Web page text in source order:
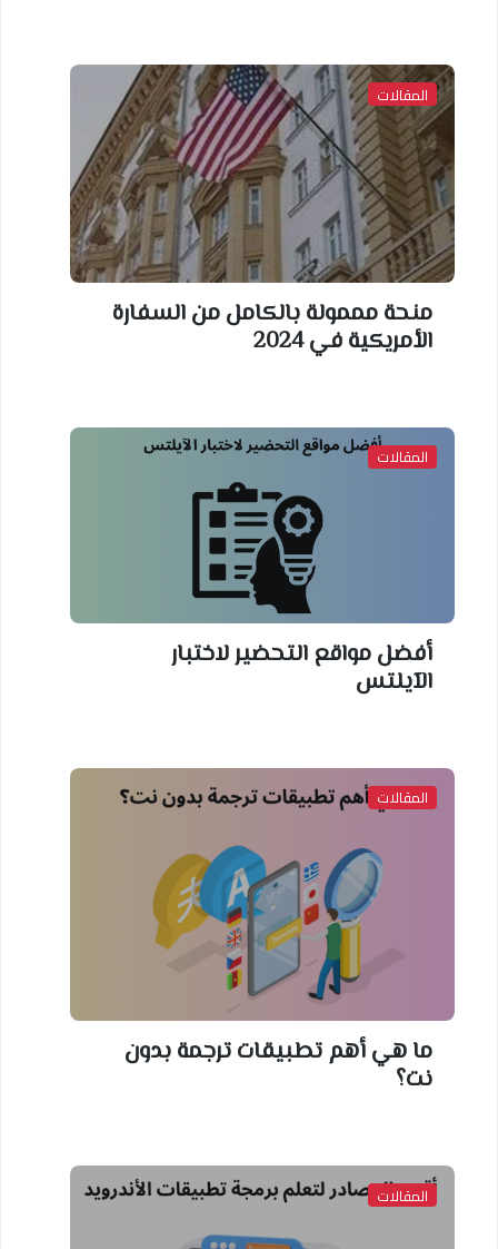
المقالات
منحة مممولة بالكامل من السفارة
الأمريكية في 2024
المقالات
أفضل مواقع التحضير لاختبار
الآيلتس
المقالات
ما هي أهم تطبيقات ترجمة بدون
نت؟
المقالات